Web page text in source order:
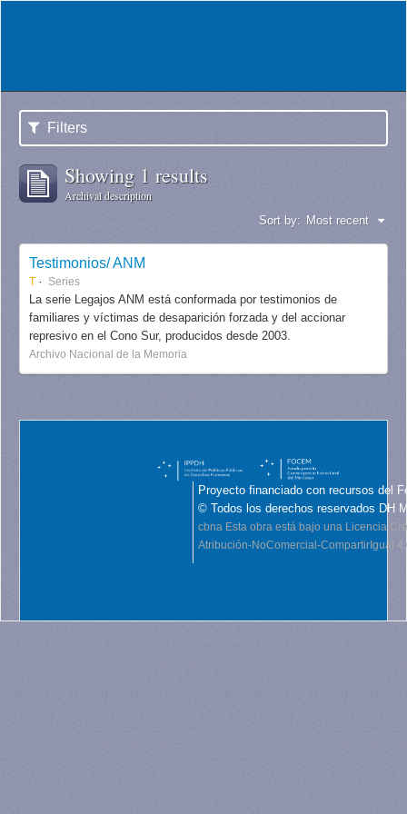
Filters
Showing 1 results
Archival description
Sort by: Most recent
Testimonios/ ANM
T Series
La serie Legajos ANM está conformada por testimonios de
familiares y víctimas de desaparición forzada y del accionar
represivo en el Cono Sur, producidos desde 2003.
Archivo Nacional de la Memoria
Proyecto financiado con recursos del
© Todos los derechos reservados DH
cbna Esta obra está bajo una Licencia
Atribución-NoComercial-CompartirIgual